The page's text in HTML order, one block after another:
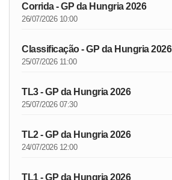
Corrida - GP da Hungria 2026
26/07/2026 10:00
Classificação - GP da Hungria 2026
25/07/2026 11:00
TL3 - GP da Hungria 2026
25/07/2026 07:30
TL2 - GP da Hungria 2026
24/07/2026 12:00
TL1 - GP da Hungria 2026